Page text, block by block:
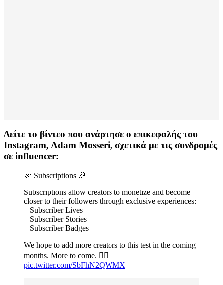
Δείτε το βίντεο που ανάρτησε ο επικεφαλής του
Instagram, Adam Mosseri, σχετικά με τις συνδρομές
σε influencer:
🎉 Subscriptions 🎉
Subscriptions allow creators to monetize and become
closer to their followers through exclusive experiences:
– Subscriber Lives
– Subscriber Stories
– Subscriber Badges
We hope to add more creators to this test in the coming
months. More to come. ✌🏼
pic.twitter.com/SbFhN2QWMX